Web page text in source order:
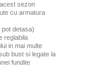
sezon
cu armatura
pot detasa)
reglabila
in mai multe
bust si legate la
fundite